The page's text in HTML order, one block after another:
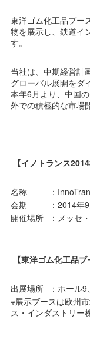
東洋ゴム化工品ブー
物を展示し、鉄道イ
す。
当社は、中期経営計
グローバル展開をダ
本年6月より、中国
外での積極的な市場
【イノトランス2014
名称
：
会期
：2014年
開催場所
：メッセ
【東洋ゴム化工品ブ
出展場所
：ホール
※展示ブースは欧州
ス・インダストリー